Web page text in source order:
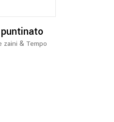
zaini &Tempo